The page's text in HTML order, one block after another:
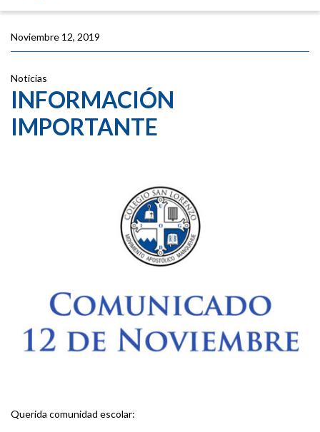
Noviembre 12, 2019
Noticias
INFORMACIÓN
IMPORTANTE
Querida comunidad escolar: